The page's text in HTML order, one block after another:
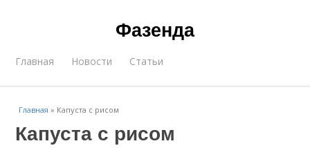
Фазенда
Главная Новости Статьи
Главная » Капуста с рисом
Капуста с рисом